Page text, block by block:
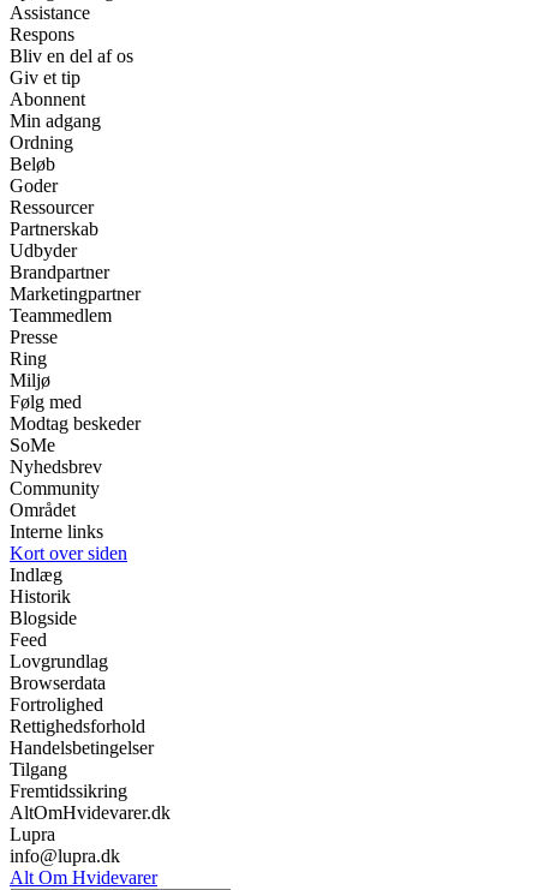
Assistance
Respons
Bliv en del af os
Giv et tip
Abonnent
Min adgang
Ordning
Beløb
Goder
Ressourcer
Partnerskab
Udbyder
Brandpartner
Marketingpartner
Teammedlem
Presse
Ring
Miljø
Følg med
Modtag beskeder
SoMe
Nyhedsbrev
Community
Området
Interne links
Kort over siden
Indlæg
Historik
Blogside
Feed
Lovgrundlag
Browserdata
Fortrolighed
Rettighedsforhold
Handelsbetingelser
Tilgang
Fremtidssikring
AltOmHvidevarer.dk
Lupra
info@lupra.dk
Alt Om Hvidevarer